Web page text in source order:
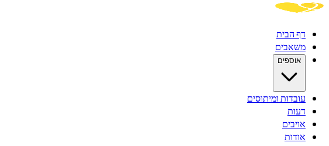
דף הבית
משאבים
אוספים
עובדות ומיתוסים
דעות
אויבים
אודות